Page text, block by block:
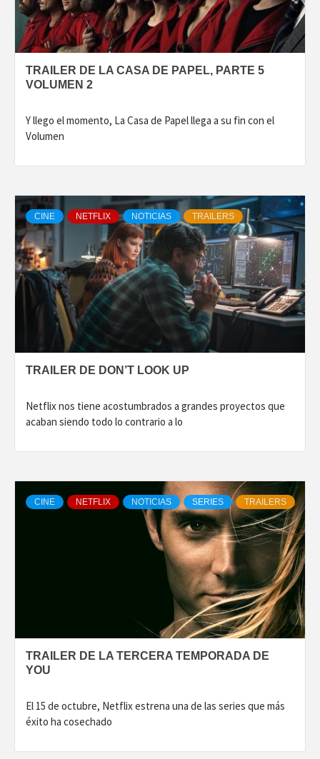
TRAILER DE LA CASA DE PAPEL, PARTE 5
VOLUMEN 2
Y llego el momento, La Casa de Papel llega a su fin con el
Volumen
CINE NETFLIX NOTICIAS TRAILERS
TRAILER DE DON’T LOOK UP
Netflix nos tiene acostumbrados a grandes proyectos que
acaban siendo todo lo contrario a lo
CINE NETFLIX NOTICIAS SERIES TRAILERS
TRAILER DE LA TERCERA TEMPORADA DE
YOU
El 15 de octubre, Netflix estrena una de las series que más
éxito ha cosechado